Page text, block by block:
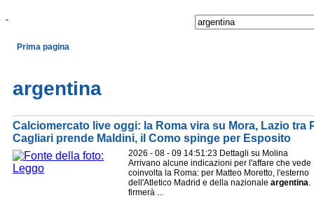
Prima pagina
argentina
Calciomercato live oggi: la Roma vira su Mora, Lazio tra
Cagliari prende Maldini, il Como spinge per Esposito
2026 - 08 - 09 14:51:23 Dettagli su Molina
Arrivano alcune indicazioni per l'affare che vede
coinvolta la Roma: per Matteo Moretto, l'esterno
dell'Atletico Madrid e della nazionale argentina.
firmerà ...